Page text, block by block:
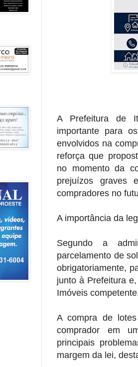
A Prefeitura de
importante para
envolvidos na
reforça que
no momento da
prejuízos graves
compradores no
A importância da
Segundo a
parcelamento de
obrigatoriamente,
junto à Prefeitura
Imóveis
A compra de
comprador em
principais
margem da lei,